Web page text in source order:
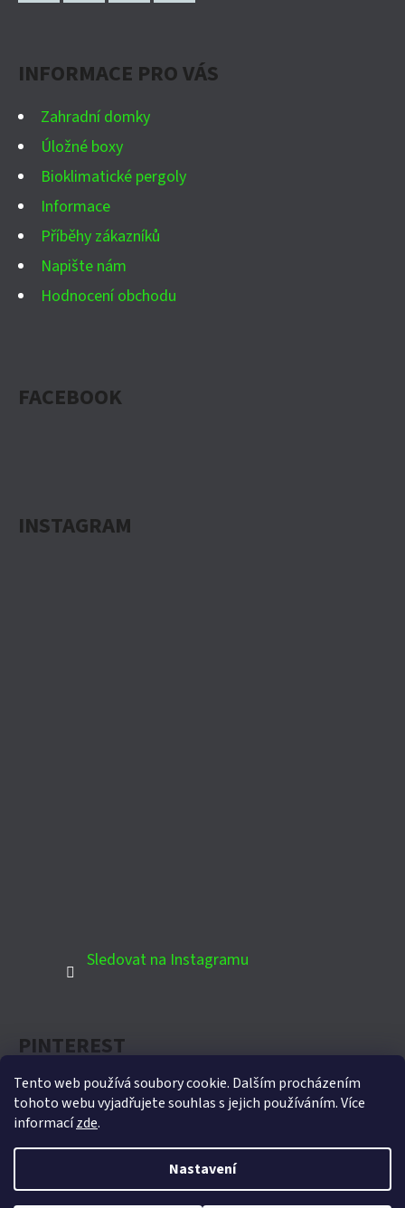
Tento web používá soubory cookie. Dalším procházením
tohoto webu vyjadřujete souhlas s jejich používáním. Více
informacízde.
Nastavení
INFORMACE PRO VÁS
Zahradní domky
Úložné boxy
Bioklimatické pergoly
Informace
Příběhy zákazníků
Napište nám
Hodnocení obchodu
FACEBOOK
INSTAGRAM
Sledovat na Instagramu
PINTEREST
Oficiální partner Biohort pro Českou republiku